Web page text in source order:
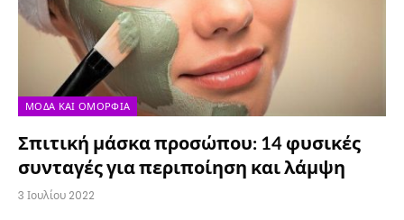
ΜΌΔΑ ΚΑΙ ΟΜΟΡΦΙΆ
Σπιτική μάσκα προσώπου: 14 φυσικές
συνταγές για περιποίηση και λάμψη
3 Ιουλίου 2022